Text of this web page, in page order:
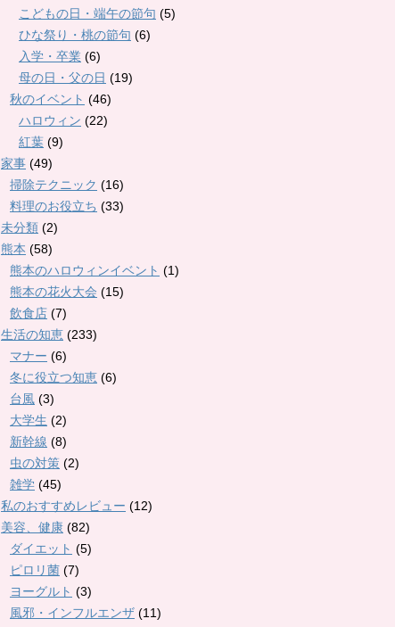
こどもの日・端午の節句 (5)
ひな祭り・桃の節句 (6)
入学・卒業 (6)
母の日・父の日 (19)
秋のイベント (46)
ハロウィン (22)
紅葉 (9)
家事 (49)
掃除テクニック (16)
料理のお役立ち (33)
未分類 (2)
熊本 (58)
熊本のハロウィンイベント (1)
熊本の花火大会 (15)
飲食店 (7)
生活の知恵 (233)
マナー (6)
冬に役立つ知恵 (6)
台風 (3)
大学生 (2)
新幹線 (8)
虫の対策 (2)
雑学 (45)
私のおすすめレビュー (12)
美容、健康 (82)
ダイエット (5)
ピロリ菌 (7)
ヨーグルト (3)
風邪・インフルエンザ (11)